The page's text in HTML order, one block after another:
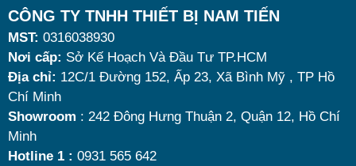
Tuy nhiên, giữa hàng loạt mẫu mã trên thị trường,
đâu là loại phù hợp nhất? Nên chọn nồi hâm buffet
dùng điện hay dùng cồn? Cùng tìm hiểu những tiêu
chí quan trọng giúp bạn chọn được mẫu
nóng thức ăn 9 lítchất lượng, bền đẹp và tối ưu chi
phí nhất hiện nay.
CÔNG TY TNHH THIẾT BỊ NAM TIẾN
MST: 0316038930
Nơi cấp: Sở Kế Hoạch Và Đầu Tư TP.HCM
Địa chỉ: 12C/1 Đường 152, Ấp 23, Xã Bình Mỹ , TP Hồ
Chí Minh
Showroom : 242 Đông Hưng Thuận 2, Quận 12, Hồ Chí
Minh
Hotline 1 : 0931 565 642